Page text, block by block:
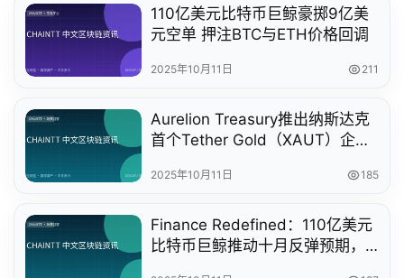
110亿美元比特币巨鲸豪掷9亿美
元空单 押注BTC与ETH价格回调
2025年10月11日 211
Aurelion Treasury推出纳斯达克
首个Tether Gold（XAUT）企业
2025年10月11日 185
Finance Redefined：110亿美元
比特币巨鲸推动十月反弹预期，